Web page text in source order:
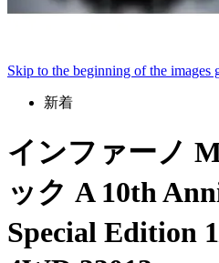
Skip to the beginning of the images
新着
インファーノ
ック A 10th
Special Edition